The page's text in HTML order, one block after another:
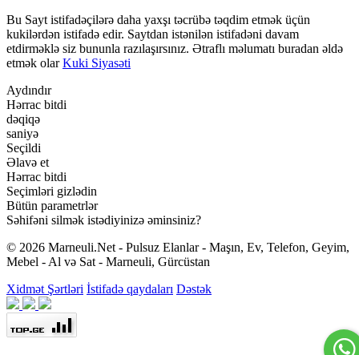
Bu Sayt istifadəçilərə daha yaxşı təcrübə təqdim etmək üçün
kukilərdən istifadə edir. Saytdan istənilən istifadəni davam
etdirməklə siz bununla razılaşırsınız. Ətraflı məlumatı buradan əldə
etmək olarKuki Siyasəti
Aydındır
Hərrac bitdi
dəqiqə
saniyə
Seçildi
Əlavə et
Hərrac bitdi
Seçimləri gizlədin
Bütün parametrlər
Səhifəni silmək istədiyinizə əminsiniz?
© 2026 Marneuli.Net - Pulsuz Elanlar - Maşın, Ev, Telefon, Geyim,
Mebel - Al və Sat - Marneuli, Gürcüstan
Xidmət Şərtləri İstifadə qaydaları Dəstək